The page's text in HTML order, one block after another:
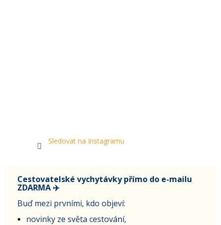
Sledovat na Instagramu
Cestovatelské vychytávky přímo do e-mailu
ZDARMA ✈️
Buď mezi prvními, kdo objeví:
novinky ze světa cestování,